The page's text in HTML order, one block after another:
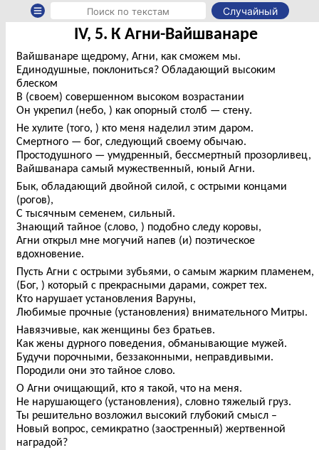
Случайный
IV, 5. К Агни-Вайшванаре
Вайшванаре щедрому, Агни, как сможем мы.
Единодушные, поклониться? Обладающий высоким
блеском
В (своем) совершенном высоком возрастании
Он укрепил (небо, ) как опорный столб — стену.
Не хулите (того, ) кто меня наделил этим даром.
Смертного — бог, следующий своему обычаю.
Простодушного — умудренный, бессмертный прозорливец,
Вайшванара самый мужественный, юный Агни.
Бык, обладающий двойной силой, с острыми концами
(рогов),
С тысячным семенем, сильный.
Знающий тайное (слово, ) подобно следу коровы,
Агни открыл мне могучий напев (и) поэтическое
вдохновение.
Пусть Агни с острыми зубьями, о самым жарким пламенем,
(Бог, ) который с прекрасными дарами, сожрет тех.
Кто нарушает установления Варуны,
Любимые прочные (установления) внимательного Митры.
Навязчивые, как женщины без братьев.
Как жены дурного поведения, обманывающие мужей.
Будучи порочными, беззаконными, неправдивыми.
Породили они это тайное слово.
О Агни очищающий, кто я такой, что на меня.
Не нарушающего (установления), словно тяжелый груз.
Ты решительно возложил высокий глубокий смысл –
Новый вопрос, семикратно (заостренный) жертвенной
наградой?